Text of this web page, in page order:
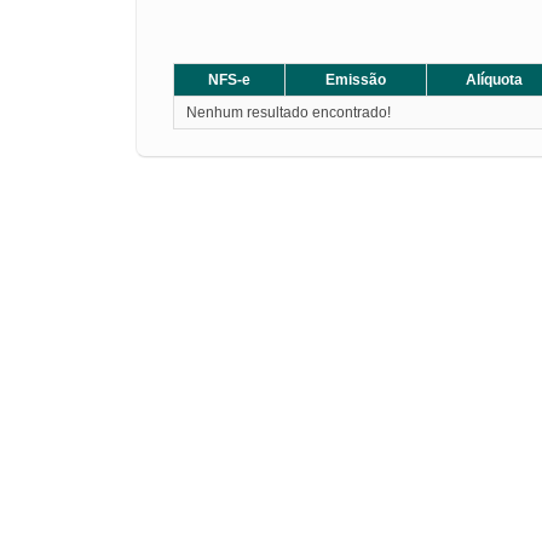
NFS-e Emissão Alíquota
Nenhum resultado encontrado!